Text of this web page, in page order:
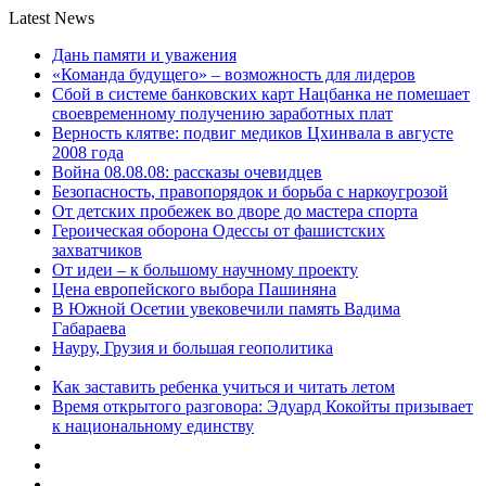
Latest News
Дань памяти и уважения
«Команда будущего» – возможность для лидеров
Сбой в системе банковских карт Нацбанка не помешает
своевременному получению заработных плат
Верность клятве: подвиг медиков Цхинвала в августе
2008 года
Война 08.08.08: рассказы очевидцев
Безопасность, правопорядок и борьба с наркоугрозой
От детских пробежек во дворе до мастера спорта
Героическая оборона Одессы от фашистских
захватчиков
От идеи – к большому научному проекту
Цена европейского выбора Пашиняна
В Южной Осетии увековечили память Вадима
Габараева
Науру, Грузия и большая геополитика
Как заставить ребенка учиться и читать летом
Время открытого разговора: Эдуард Кокойты призывает
к национальному единству